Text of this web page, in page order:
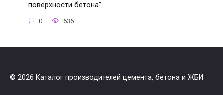
поверхности бетона"
0 636
© 2026 Каталог производителей цемента, бетона и ЖБИ